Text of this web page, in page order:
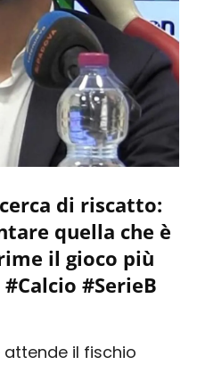
di riscatto:
quella che è
il gioco più
#SerieB
il fischio